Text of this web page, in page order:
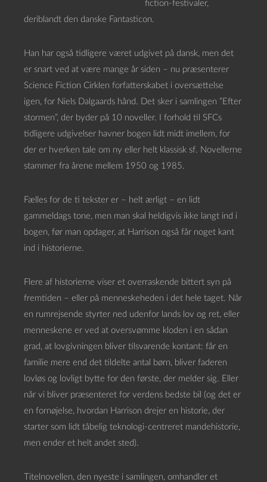
fiction-festivaler,
deriblandt den danske Fantasticon.
Han har også tidligere været udgivet på dansk, men det
er snart ved at være mange år siden – nu præsenterer
Science Fiction Cirklen forfatterskabet i oversættelse
igen, for Niels Dalgaards hånd. Det sker i samlingen ”Efter
stormen”, der byder på 10 noveller. I forhold til SFCs
tidligere udgivelser havner bogen lidt midt imellem, for
der er hverken tale om ny eller helt klassisk sf. Novellerne
stammer fra årene mellem 1950 og 1985.
Fælles for de ti tekster er – helt ærligt – en lidt
gammeldags tone, men man skal heldigvis ikke langt ind i
bogen, før man opdager, at Harrison også får noget kant
ind i historierne.
Flere af historierne viser et overraskende bittert syn på
fremtiden – eller på menneskeheden i det hele taget. Når
en rumrejsende styrter ned udenfor lands lov og ret, eller
menneskene er ved at oversvømme kloden i en sådan
grad, at lovgivningen bliver tilsvarende kontant: får en
familie mere end det tildelte antal børn, bliver faderen
lovløs og lovligt bytte for den første, der melder sig. Eller
når vi bliver præsenteret for verdens bedste bil (og det er
en fornøjelse, hvordan Harrison drejer en historie, der
starter som lidt tåbelig teknologi-centreret mandehistorie,
men ender et helt andet sted).
Titelnovellen, den nyeste i samlingen, omhandler et